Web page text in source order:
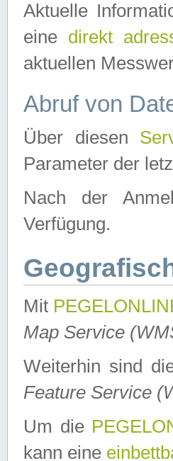
Aktuelle
eine direkt
aktuellen
Abruf von
Über diesen
Parameter der
Nach der
Verfügung.
Mit
Map Service
Weiterhin sind
Feature Service
Um die
kann eine